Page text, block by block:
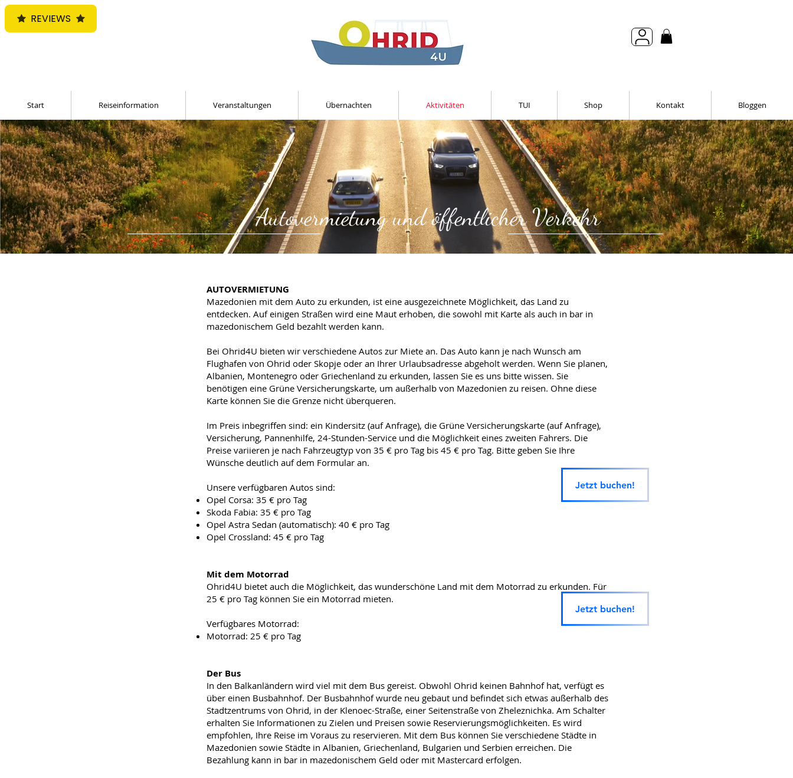
Start Reiseinformation Veranstaltungen Übernachten Aktivitäten TUI Shop Kontakt Bloggen
Autovermietung und öffentlicher Verkehr
AUTOVERMIETUNG
Mazedonien mit dem Auto zu erkunden, ist eine ausgezeichnete Möglichkeit, das Land zu
entdecken. Auf einigen Straßen wird eine Maut erhoben, die sowohl mit Karte als auch in bar in
mazedonischem Geld bezahlt werden kann.
Bei Ohrid4U bieten wir verschiedene Autos zur Miete an. Das Auto kann je nach Wunsch am
Flughafen von Ohrid oder Skopje oder an Ihrer Urlaubsadresse abgeholt werden. Wenn Sie planen,
Albanien, Montenegro oder Griechenland zu erkunden, lassen Sie es uns bitte wissen. Sie
benötigen eine Grüne Versicherungskarte, um außerhalb von Mazedonien zu reisen. Ohne diese
Karte können Sie die Grenze nicht überqueren.
Im Preis inbegriffen sind: ein Kindersitz (auf Anfrage), die Grüne Versicherungskarte (auf Anfrage),
Versicherung, Pannenhilfe, 24-Stunden-Service und die Möglichkeit eines zweiten Fahrers. Die
Preise variieren je nach Fahrzeugtyp von 35 € pro Tag bis 45 € pro Tag. Bitte geben Sie Ihre
Wünsche deutlich auf dem Formular an.
Unsere verfügbaren Autos sind:
Opel Corsa: 35 € pro Tag
Skoda Fabia: 35 € pro Tag
Opel Astra Sedan (automatisch): 40 € pro Tag
Opel Crossland: 45 € pro Tag
Mit dem Motorrad
Ohrid4U bietet auch die Möglichkeit, das wunderschöne Land mit dem Motorrad zu erkunden. Für
25 € pro Tag können Sie ein Motorrad mieten.
Verfügbares Motorrad:
Motorrad: 25 € pro Tag
Der Bus
In den Balkanländern wird viel mit dem Bus gereist. Obwohl Ohrid keinen Bahnhof hat, verfügt es
über einen Busbahnhof. Der Busbahnhof wurde neu gebaut und befindet sich etwas außerhalb des
Stadtzentrums von Ohrid, in der Klenoec-Straße, einer Seitenstraße von Zheleznichka. Am Schalter
erhalten Sie Informationen zu Zielen und Preisen sowie Reservierungsmöglichkeiten. Es wird
empfohlen, Ihre Reise im Voraus zu reservieren. Mit dem Bus können Sie verschiedene Städte in
Mazedonien sowie Städte in Albanien, Griechenland, Bulgarien und Serbien erreichen. Die
Bezahlung kann in bar in mazedonischem Geld oder mit Mastercard erfolgen.
Jetzt buchen!
Jetzt buchen!
REVIEWS